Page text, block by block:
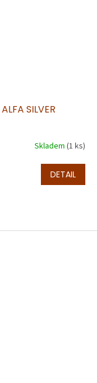
SILVER
Skladem (1 ks)
DETAIL